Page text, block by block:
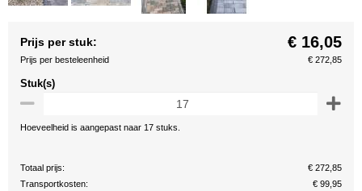
Prijs per stuk: € 16,05
Prijs per besteleenheid € 272,85
Stuk(s)
Hoeveelheid is aangepast naar 17 stuks.
Totaal prijs:
€ 272,85
Transportkosten:
€ 99,95